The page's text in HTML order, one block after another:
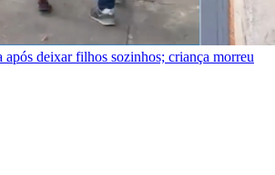
após deixar filhos sozinhos; criança morreu